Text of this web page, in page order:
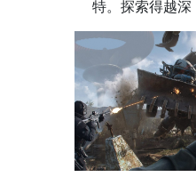
特。探索得越深